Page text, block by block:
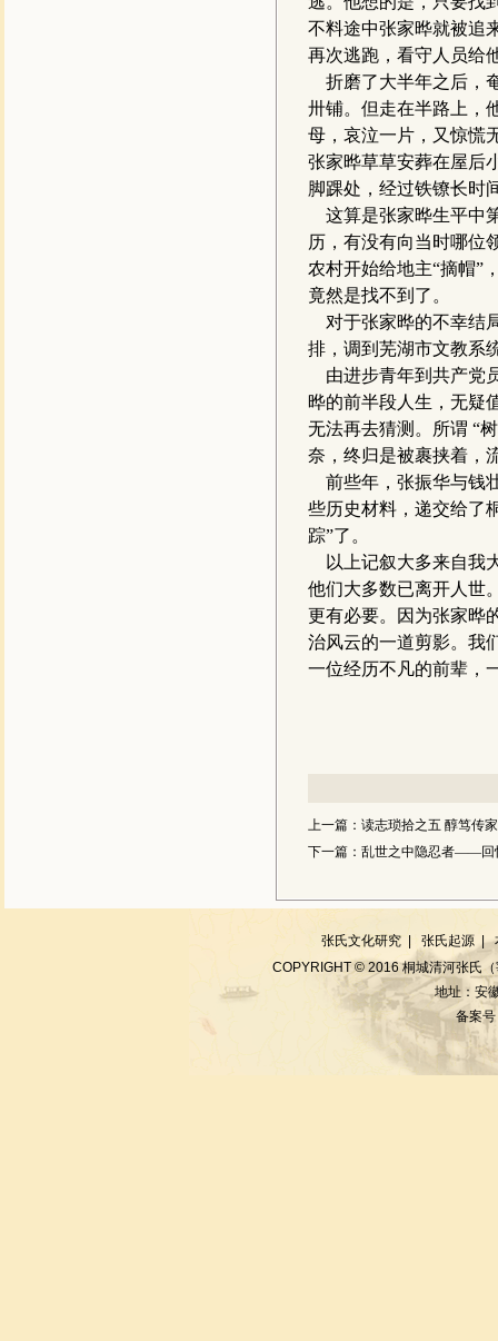
不料途中张家晔就被追
再次逃跑，看守人员给
折磨了大半年之后，
卅铺。但走在半路上，
母，哀泣一片，又惊慌
张家晔草草安葬在屋后
脚踝处，经过铁镣长时
这算是张家晔生平中
历，有没有向当时哪位
农村开始给地主“摘帽”
竟然是找不到了。
对于张家晔的不幸结
排，调到芜湖市文教系
由进步青年到共产党
晔的前半段人生，无疑
无法再去猜测。所谓 “
奈，终归是被裹挟着，
前些年，张振华与钱
些历史材料，递交给了
踪”了。
以上记叙大多来自我
他们大多数已离开人世
更有必要。因为张家晔
治风云的一道剪影。我
一位经历不凡的前辈，
上一篇： 读志琐拾之五 醇笃传
下一篇： 乱世之中隐忍者——回
张氏文化研究 张氏起源 |
COPYRIGHT © 2016 桐城清河张氏
地址：安
备案